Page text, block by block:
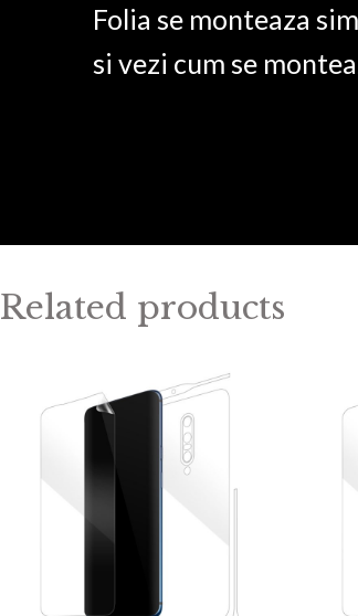
Folia se monteaza
si vezi cum se
Related products